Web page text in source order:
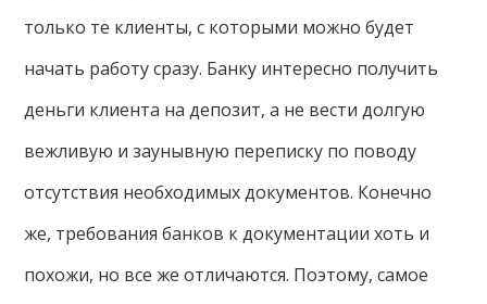
только те клиенты, с которыми можно будет
начать работу сразу. Банку интересно получить
деньги клиента на депозит, а не вести долгую
вежливую и заунывную переписку по поводу
отсутствия необходимых документов. Конечно
же, требования банков к документации хоть и
похожи, но все же отличаются. Поэтому, самое